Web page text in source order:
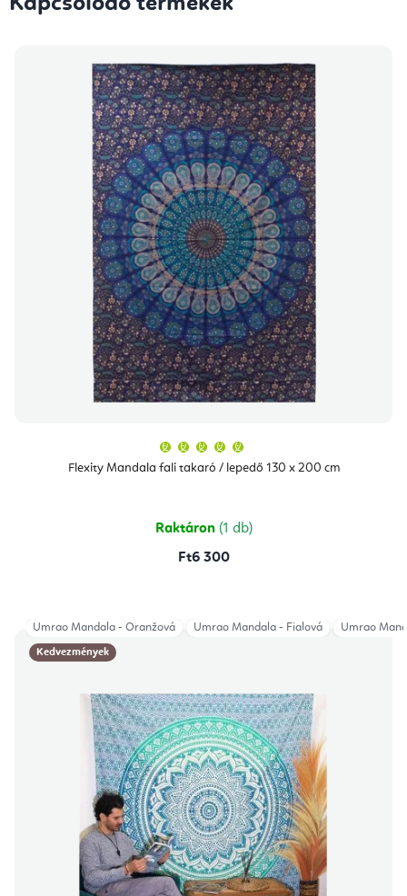
Flexity Mandala fali takaró / lepedő 130 x 200 cm
átlagos
értékelése
csillag.
Raktáron (1 db)
Ft6 300
Kedvezmények
Umrao Mandala - Oranžová Umrao Mandala - Fialová Umrao